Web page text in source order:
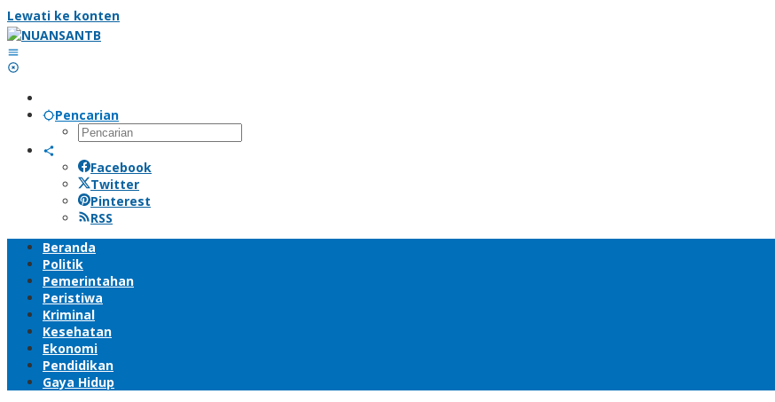
Lewati ke konten
Pencarian
Facebook
Twitter
Pinterest
RSS
Beranda
Politik
Pemerintahan
Peristiwa
Kriminal
Kesehatan
Ekonomi
Pendidikan
Gaya Hidup